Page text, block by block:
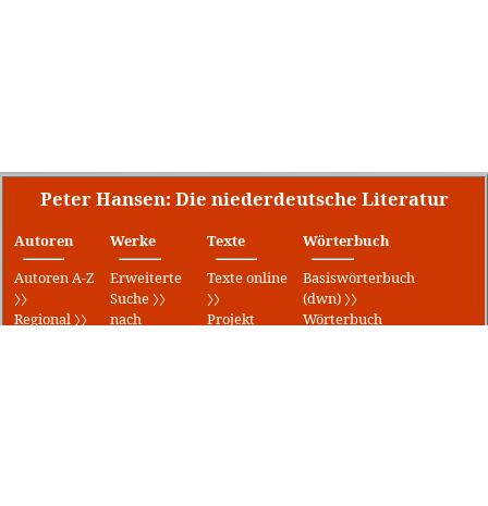
Peter Hansen: Die niederdeutsche Literatur
Autoren
Autoren A-Z
〉〉
Regional 〉〉
Werke
Erweiterte
Suche 〉〉
nach
Texte
Texte online
〉〉
Projekt
Wörterbuch
Basiswörterbuch
(dwn) 〉〉
Wörterbuch